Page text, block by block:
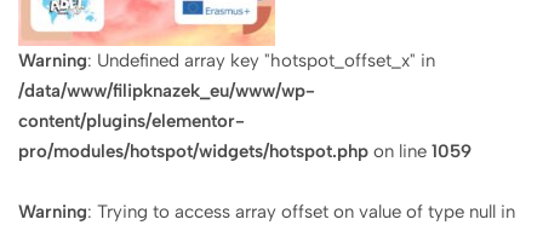
Warning: Undefined array key "hotspot_offset_x" in
/data/www/filipknazek_eu/www/wp-
content/plugins/elementor-
pro/modules/hotspot/widgets/hotspot.php on line 1059
Warning: Trying to access array offset on value of type null in